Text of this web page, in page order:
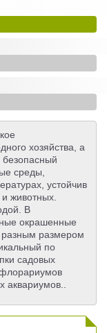
хозяйства, а
безопасный
среды,
устойчив
животных.
В
окрашенные
разным размером
по
садовых
аквариумов..